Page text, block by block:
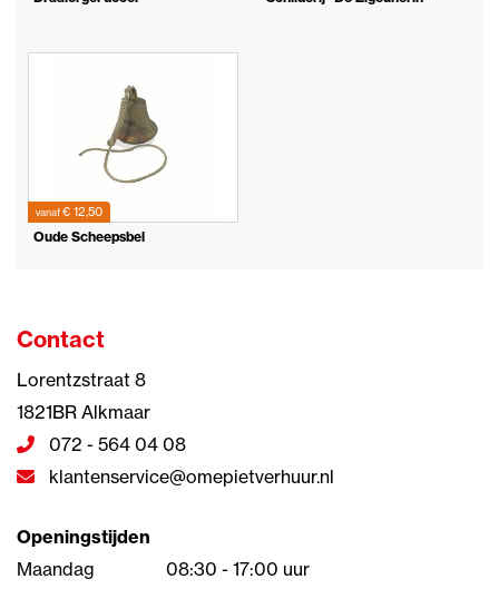
vanaf€ 12,50
Oude Scheepsbel
Contact
Lorentzstraat 8
1821BR Alkmaar
072 - 564 04 08
klantenservice@omepietverhuur.nl
Openingstijden
Maandag
08:30 - 17:00 uur